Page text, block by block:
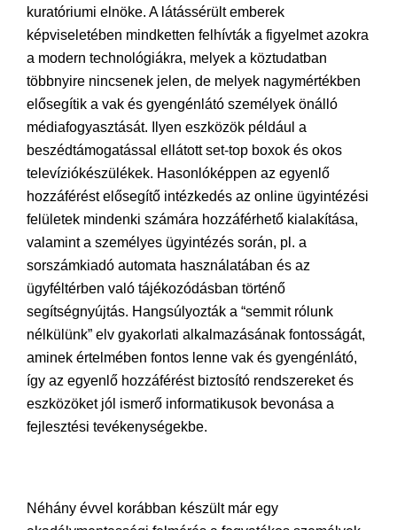
kuratóriumi elnöke. A látássérült emberek
képviseletében mindketten felhívták a figyelmet azokra
a modern technológiákra, melyek a köztudatban
többnyire nincsenek jelen, de melyek nagymértékben
elősegítik a vak és gyengénlátó személyek önálló
médiafogyasztását. Ilyen eszközök például a
beszédtámogatással ellátott set-top boxok és okos
televíziókészülékek. Hasonlóképpen az egyenlő
hozzáférést elősegítő intézkedés az online ügyintézési
felületek mindenki számára hozzáférhető kialakítása,
valamint a személyes ügyintézés során, pl. a
sorszámkiadó automata használatában és az
ügyféltérben való tájékozódásban történő
segítségnyújtás. Hangsúlyozták a “semmit rólunk
nélkülünk” elv gyakorlati alkalmazásának fontosságát,
aminek értelmében fontos lenne vak és gyengénlátó,
így az egyenlő hozzáférést biztosító rendszereket és
eszközöket jól ismerő informatikusok bevonása a
fejlesztési tevékenységekbe.
Néhány évvel korábban készült már egy